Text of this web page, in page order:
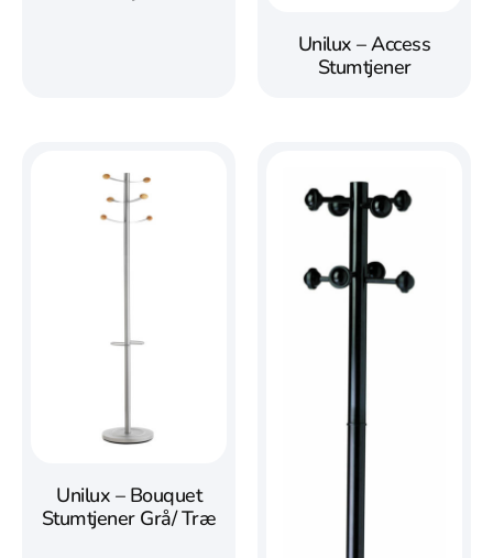
Unilux – Access
Stumtjener
Unilux – Bouquet
Stumtjener Grå/ Træ